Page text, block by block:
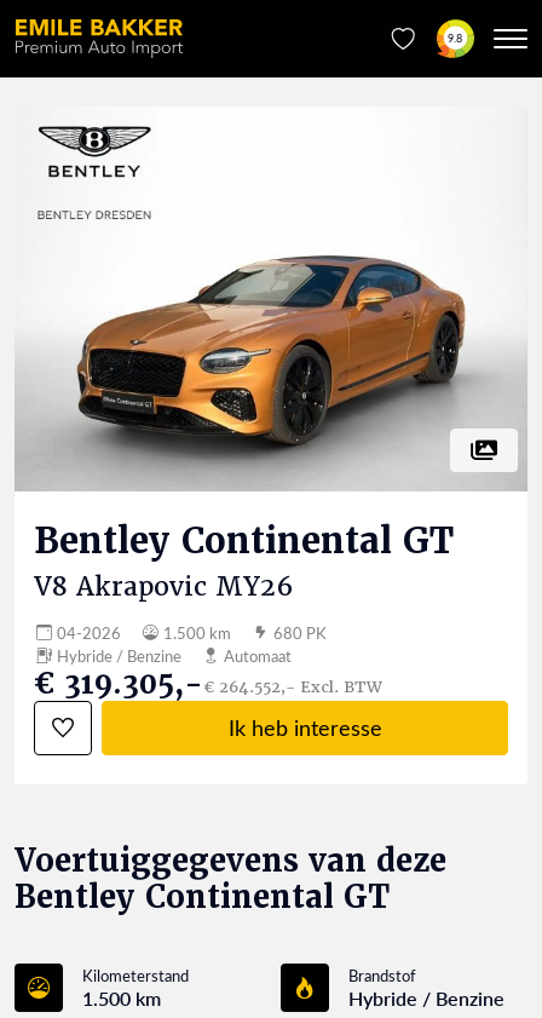
9.8
Bentley Continental GT
V8 Akrapovic MY26
04-2026 1.500 km
680 PK
Hybride / Benzine
Automaat
€ 319.305,-€ 264.552,- Excl. BTW
Ik heb interesse
Voertuiggegevens van deze
Bentley Continental GT
Kilometerstand
1.500 km
Brandstof
Hybride / Benzine